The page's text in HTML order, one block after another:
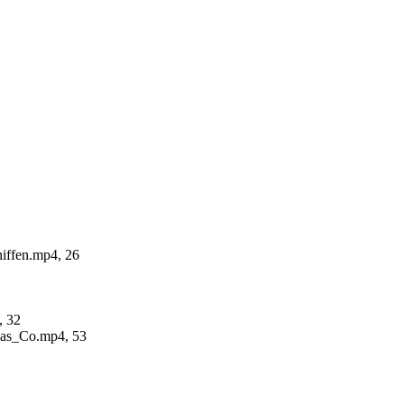
26
32
53